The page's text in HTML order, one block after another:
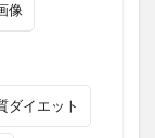
像
ダイエット